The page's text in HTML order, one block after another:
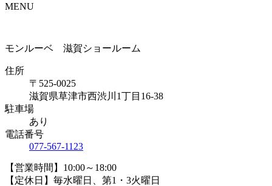
MENU
モンルーベ 滋賀ショールーム
住所
〒525-0025
滋賀県草津市西渋川1丁目16-38
駐車場
あり
電話番号
077-567-1123
【営業時間】10:00～18:00
【定休日】毎水曜日、第1・3火曜日